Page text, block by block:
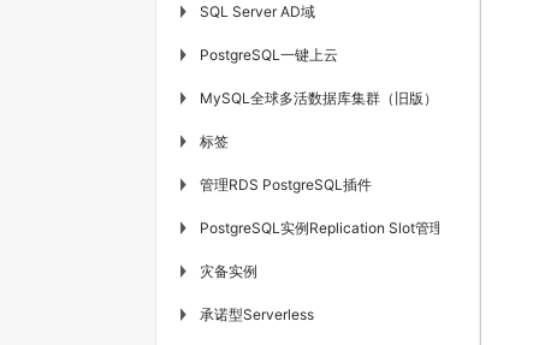
▶ SQL Server AD域
▶ PostgreSQL一键上云
▶ MySQL全球多活数据库集群（旧版）
▶ 标签
▶ 管理RDS PostgreSQL插件
▶ PostgreSQL实例Replication Slot管理
▶ 灾备实例
▶ 承诺型Serverless